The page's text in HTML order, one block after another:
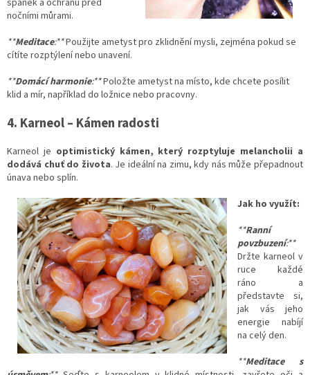
nočními můrami.
**Meditace:**Použijte ametyst pro zklidnění mysli, zejména pokud se
cítíte rozptýlení nebo unavení.
**Domácí harmonie:**Položte ametyst na místo, kde chcete posílit
klid a mír, například do ložnice nebo pracovny.
4. Karneol – Kámen radosti
Karneol je optimistický kámen, který rozptyluje melancholii a
dodává chuť do života. Je ideální na zimu, kdy nás může přepadnout
únava nebo splín.
Jak ho využít:
**Ranní
povzbuzení:**
Držte karneol v
ruce každé
ráno a
představte si,
jak vás jeho
energie nabíjí
na celý den.
**Meditace s